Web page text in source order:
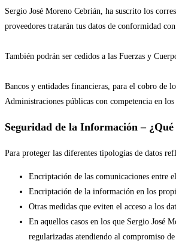
Sergio José Moreno Cebrián, ha suscrito los
proveedores tratarán tus datos de conformidad
También podrán ser cedidos a las Fuerzas y
Bancos y entidades financieras, para el cobro de
Administraciones públicas con competencia en
Seguridad de la Información –
Para proteger las diferentes tipologías de datos
Encriptación de las comunicaciones entre
Encriptación de la información en los
Otras medidas que eviten el acceso a los
En aquellos casos en los que Sergio José
regularizadas atendiendo al compromiso